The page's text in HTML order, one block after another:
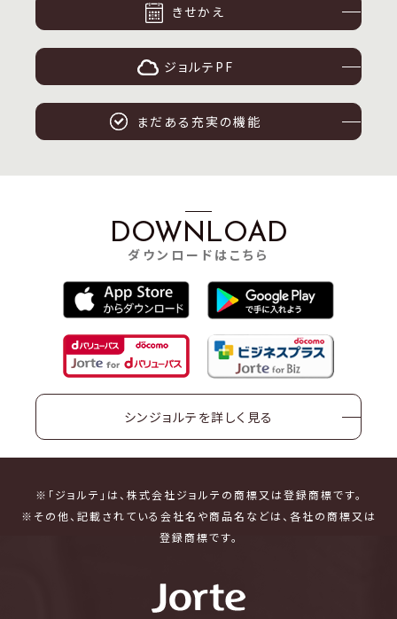
きせかえ
ジョルテPF
まだある充実の機能
DOWNLOAD
ダウンロードはこちら
シンジョルテを詳しく見る
※「ジョルテ」は、株式会社ジョルテの商標又は登録商標です。
※その他、記載されている会社名や商品名などは、各社の商標又は
登録商標です。